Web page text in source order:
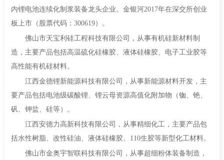
内锂电池连续化制浆装备龙头企业。金银河2017年在深交所创业
板上市（股票代码：300619）。
佛山市天宝利硅工程科技有限公司，从事有机硅新材料制
造，主要产品包括高温硫化硅橡胶、液体硅橡胶、电子工业胶等
高性能有机硅材料。
江西金德锂新能源科技有限公司，从事新能源材料开发，主
要产品包括电池级碳酸锂、锂云母资源高值化附加物（铷、铯、
矾、钾盐、硅等）。
江西安德力高新科技有限公司，从事精细化工，主要产品包
括水性树脂、改性硅油、液体硅橡胶、110生胶等新型化工材料。
佛山市金奥宇智联科技有限公司，从事超细粉体装备制造，